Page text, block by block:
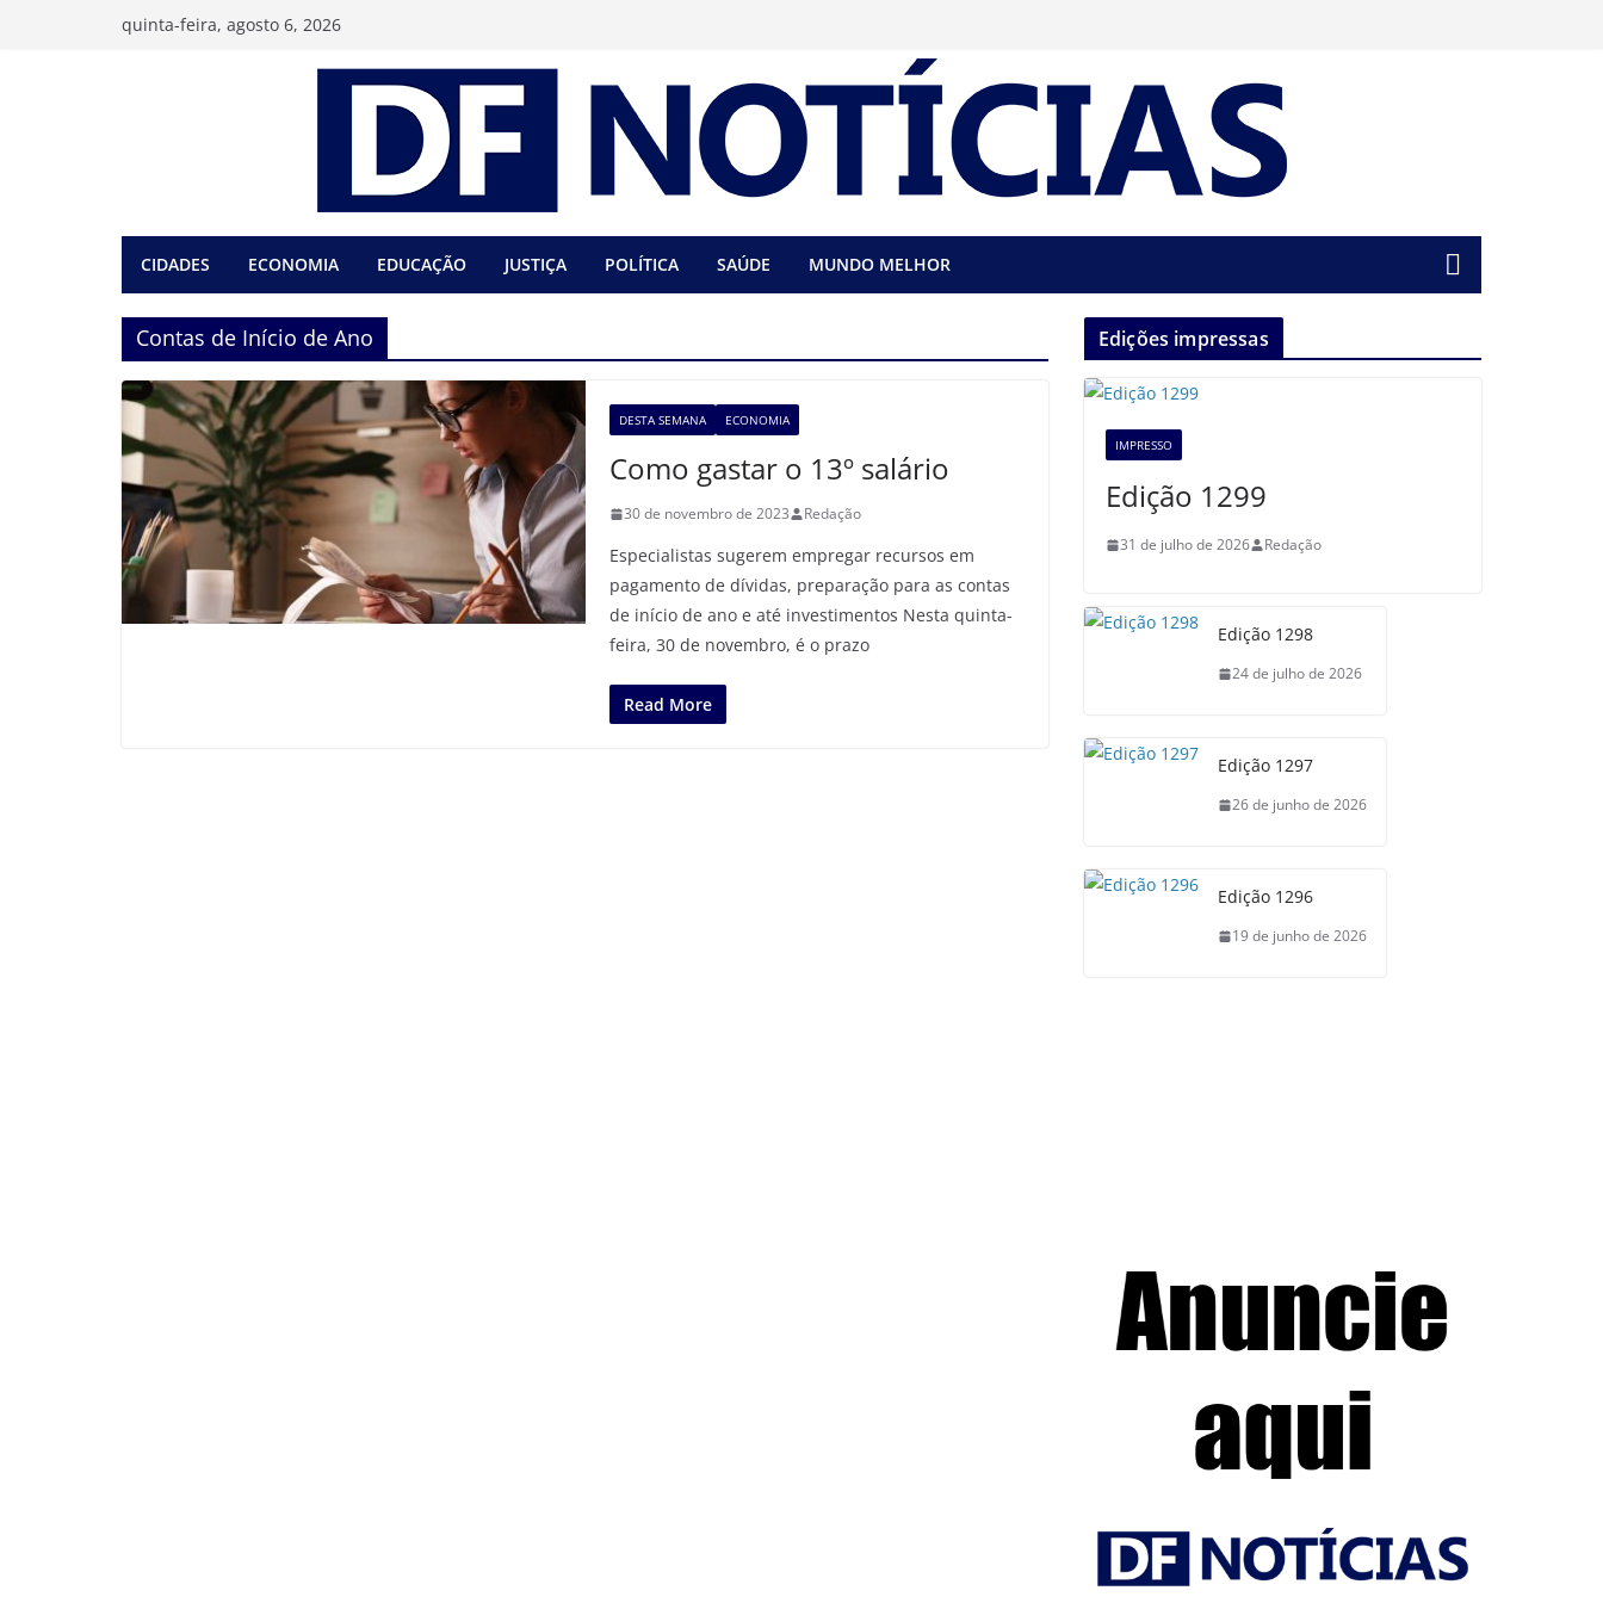
quinta-feira, agosto 6, 2026
CIDADES ECONOMIA EDUCAÇÃO JUSTIÇA POLÍTICA SAÚDE MUNDO MELHOR
Contas de Início de Ano
DESTA SEMANA ECONOMIA
Como gastar o 13º salário
30 de novembro de 2023 Redação
Especialistas sugerem empregar recursos em
pagamento de dívidas, preparação para as contas
de início de ano e até investimentos Nesta quinta-
feira, 30 de novembro, é o prazo
Read More
Edições impressas
IMPRESSO
Edição 1299
31 de julho de 2026 Redação
Edição 1298
24 de julho de 2026
Edição 1297
26 de junho de 2026
Edição 1296
19 de junho de 2026